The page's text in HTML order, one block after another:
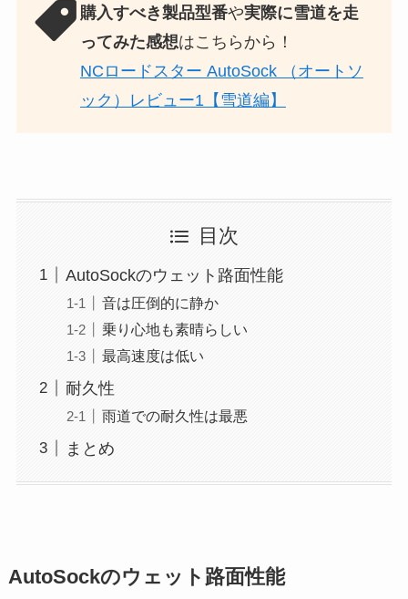
購入すべき製品型番や実際に雪道を走
ってみた感想はこちらから！
NCロードスター AutoSock （オートソ
ック）レビュー1【雪道編】
目次
AutoSockのウェット路面性能
音は圧倒的に静か
乗り心地も素晴らしい
最高速度は低い
耐久性
雨道での耐久性は最悪
まとめ
AutoSockのウェット路面性能